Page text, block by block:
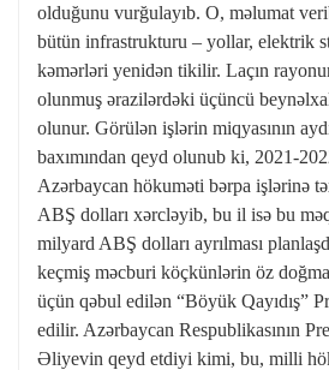
olduğunu vurğulayıb. O, məlumat
bütün infrastrukturu – yollar, elektrik
kəmərləri yenidən tikilir. Laçın
olunmuş ərazilərdəki üçüncü
olunur. Görülən işlərin miqyasının
baxımından qeyd olunub ki, 2021-
Azərbaycan hökuməti bərpa işlərinə
ABŞ dolları xərcləyib, bu il isə bu
milyard ABŞ dolları ayrılması
keçmiş məcburi köçkünlərin öz doğma
üçün qəbul edilən “Böyük Qayıdış”
edilir. Azərbaycan Respublikasının
Əliyevin qeyd etdiyi kimi, bu, milli